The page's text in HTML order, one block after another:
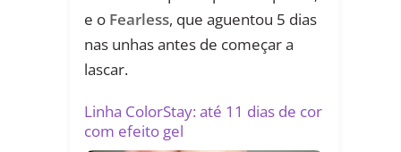
e o Fearless, que aguentou 5 dias
nas unhas antes de começar a
lascar.
Linha ColorStay: até 11 dias de cor
com efeito gel